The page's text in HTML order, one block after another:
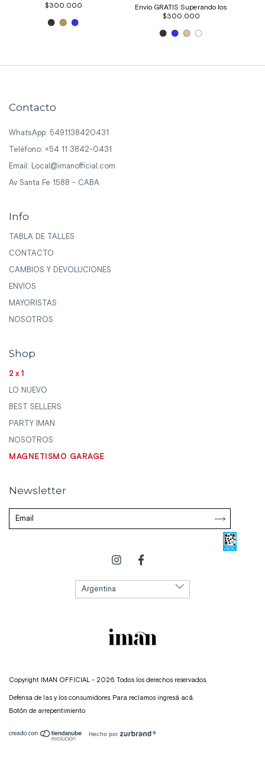
Contacto
WhatsApp: 5491138420431
Teléfono: +54 11 3842-0431
Email: Local@imanofficial.com
Av Santa Fe 1588 - CABA
Info
TABLA DE TALLES
CONTACTO
CAMBIOS Y DEVOLUCIONES
ENVIOS
MAYORISTAS
NOSOTROS
Shop
2x1
LO NUEVO
BEST SELLERS
PARTY IMAN
NOSOTROS
MAGNETISMO GARAGE
Newsletter
Copyright IMAN OFFICIAL - 2026. Todos los derechos reservados.
Defensa de las y los consumidores. Para reclamos ingresá acá.
Botón de arrepentimiento
Hecho por